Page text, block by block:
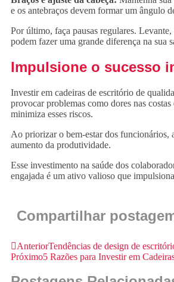
e os antebraços devem formar um ângulo
Por último, faça pausas regulares.
podem fazer uma grande diferença na sua
Impulsione o sucesso
Investir em cadeiras de escritório de
provocar problemas como dores nas
minimiza esses riscos.
Ao priorizar o bem-estar dos funcionários,
aumento da produtividade.
Esse investimento na saúde dos
engajada é um ativo valioso que
Compartilhar
AnteriorTendências de design de
Próximo5 Razões para Investir em